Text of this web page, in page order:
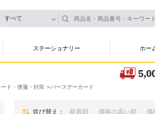
すべて
ステーショナリー ホー
ード・便箋・封筒 バースデーカード
並び替え 新着順 価格の高い順 価